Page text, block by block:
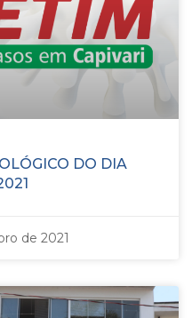
DO DIA
de 2021